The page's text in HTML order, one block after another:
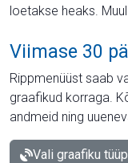
loetakse heaks.
Viimase 30
Rippmenüüst saab
graafikud korraga.
andmeid ning
Vali graafiku tüüp